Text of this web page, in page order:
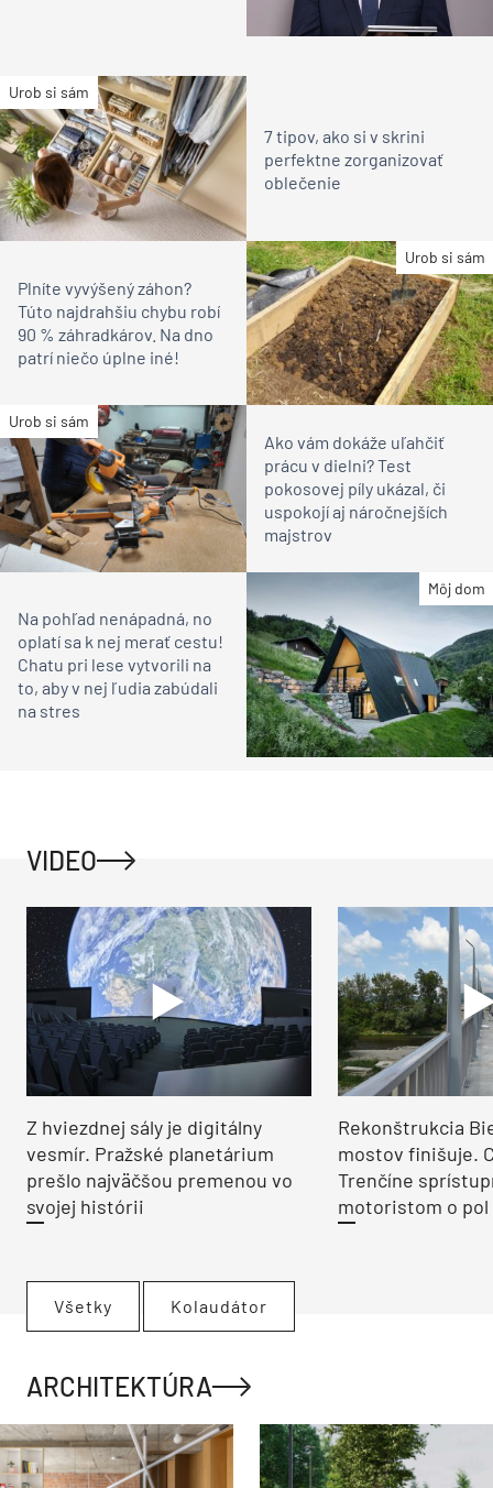
Urob si sám
7 tipov, ako si v skrini
perfektne zorganizovať
oblečenie
Urob si sám
Plníte vyvýšený záhon?
Túto najdrahšiu chybu robí
90 % záhradkárov. Na dno
patrí niečo úplne iné!
Urob si sám
Ako vám dokáže uľahčiť
prácu v dielni? Test
pokosovej píly ukázal, či
uspokojí aj náročnejších
majstrov
Môj dom
Na pohľad nenápadná, no
oplatí sa k nej merať cestu!
Chatu pri lese vytvorili na
to, aby v nej ľudia zabúdali
na stres
VIDEO
Z hviezdnej sály je digitálny
vesmír. Pražské planetárium
prešlo najväčšou premenou vo
svojej histórii
Rekonštrukcia
mostov finišuje.
Trenčíne
motoristom o pol
Všetky Kolaudátor
ARCHITEKTÚRA